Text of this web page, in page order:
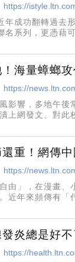
https://
年成功翻轉過去
名系列，更憑藉
海量蟑螂
https://
影響，多地午後
上網發文。對此
重！網傳
https://
由」，在漫畫
近年來頻傳有「
炎總是好
https://